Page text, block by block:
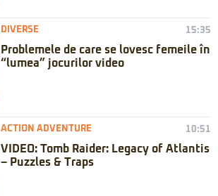
DIVERSE 15:35
Problemele de care se lovesc femeile în
“lumea” jocurilor video
ACTION ADVENTURE 10:51
VIDEO: Tomb Raider: Legacy of Atlantis
– Puzzles & Traps